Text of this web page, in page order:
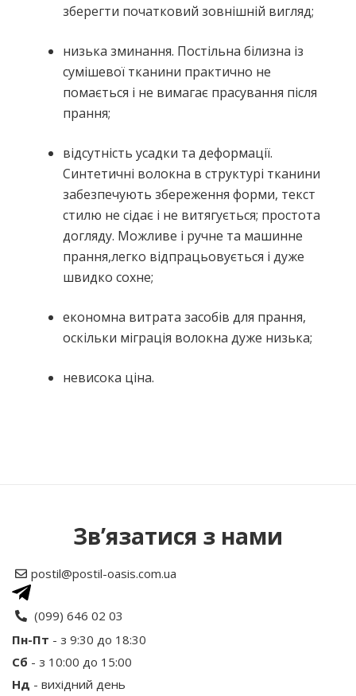
зберегти початковий зовнішній вигляд;
низька зминання. Постільна білизна із
сумішевої тканини практично не
помається і не вимагає прасування після
прання;
відсутність усадки та деформації.
Синтетичні волокна в структурі тканини
забезпечують збереження форми, текст
стилю не сідає і не витягується; простота
догляду. Можливе і ручне та машинне
прання,легко відпрацьовується і дуже
швидко сохне;
економна витрата засобів для прання,
оскільки міграція волокна дуже низька;
невисока ціна.
Ваше ім’я:
Ваш відгук
Зв’язатися з нами
postil@postil-oasis.com.ua
(099) 646 02 03
Пн-Пт - з 9:30 до 18:30
Сб - з 10:00 до 15:00
Нд - вихідний день